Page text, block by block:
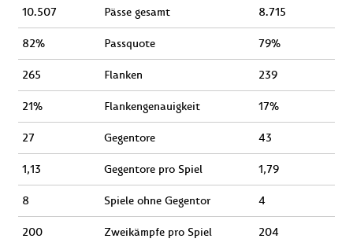
10.507 Pässe gesamt 8.715
82% Passquote 79%
265 Flanken 239
21% Flankengenauigkeit 17%
27 Gegentore 43
1,13 Gegentore pro Spiel 1,79
8 Spiele ohne Gegentor 4
200 Zweikämpfe pro Spiel 204